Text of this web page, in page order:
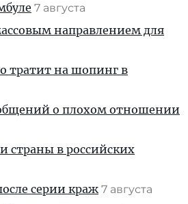
7 августа
направлением для
тратит на шопинг в
о плохом отношении
страны в российских
серии краж 7 августа